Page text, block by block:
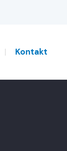
Kontakt